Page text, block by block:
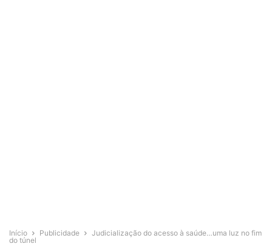
Início Publicidade
Judicialização do acesso à saúde…uma luz no fim
do túnel